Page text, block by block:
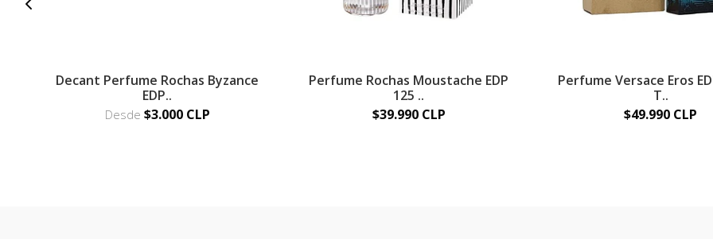
Decant Perfume Rochas Byzance
EDP..
Desde $3.000 CLP
Perfume Rochas Moustache EDP
125 ..
$39.990 CLP
Perfume Versace Eros
T..
$49.990 CLP